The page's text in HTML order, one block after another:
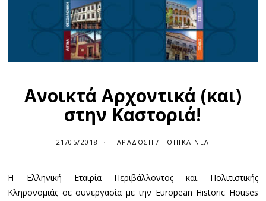
Ανοικτά Αρχοντικά (και)
στην Καστοριά!
21/05/2018 ΠΑΡΆΔΟΣΗ / ΤΟΠΙΚΆ ΝΈΑ
Η Ελληνική Εταιρία Περιβάλλοντος και Πολιτιστικής
Kληρονομιάς σε συνεργασία με την European Historic Houses